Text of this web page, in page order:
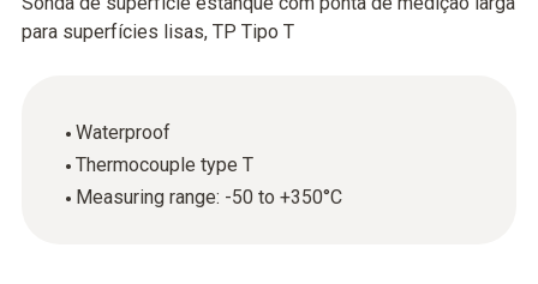
para superfícies lisas, TP Tipo T
Waterproof
Thermocouple type T
Measuring range: -50 to +350°C